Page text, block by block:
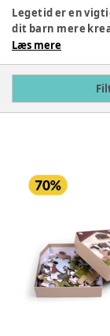
Legetid er en
dit barn mere
har vi samlet det
barn her.
Læs mere